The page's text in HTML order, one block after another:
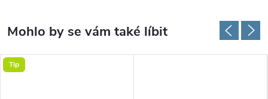
Tip